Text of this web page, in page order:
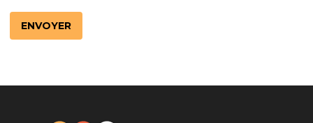
LotoMart
Бай Лото
escort barcelone
https://intimaties.net/es/category/woman-used-
eros houston
albanianescort